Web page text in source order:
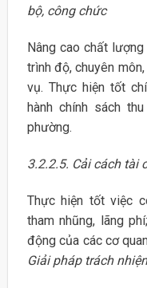
bộ, công chức
Nâng cao chất
trình độ, chuyên
vụ. Thực hiện tốt
hành chính sách
phường.
3.2.2.5. Cải cách tài
Thực hiện tốt việc
tham nhũng, lãng
động của các cơ
Giải pháp trách